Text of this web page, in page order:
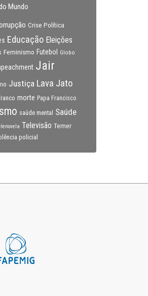
Mundo
Crise Política
Educação Eleições
Feminismo Futebol Globo
Jair
Justiça Lava Jato
morte Papa Francisco
saúde mental
Saúde
Televisão Temer
policial